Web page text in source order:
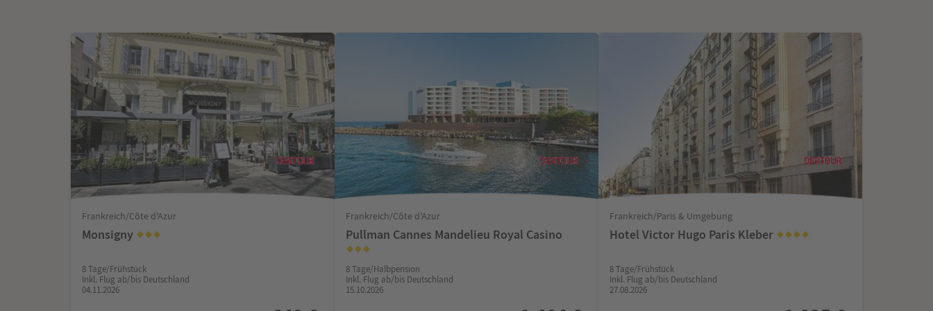
Frankreich/Côte d'Azur
Monsigny
8 Tage/Frühstück
Inkl. Flug ab/bis Deutschland
04.11.2026
Frankreich/Côte d'Azur
Pullman Cannes Mandelieu Royal Casino
8 Tage/Halbpension
Inkl. Flug ab/bis Deutschland
15.10.2026
Frankreich/Paris & Umgebung
Hotel Victor Hugo Paris Kleber
8 Tage/Frühstück
Inkl. Flug ab/bis Deutschland
27.08.2026